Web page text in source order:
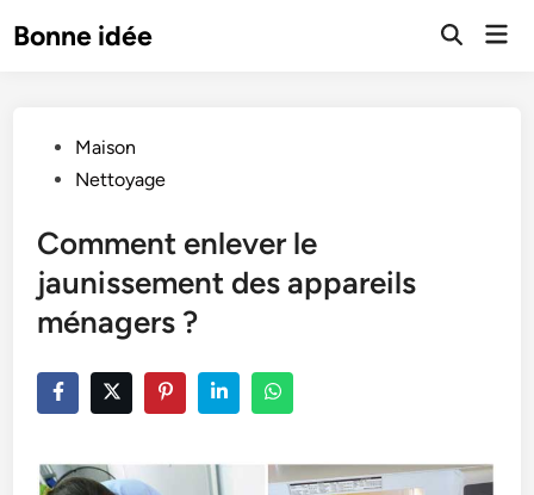
toBonne idée
Open
PostedMaison
Nettoyage
Comment enlever le
jaunissement des appareils
ménagers ?